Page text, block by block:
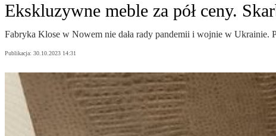
Ekskluzywne meble za pół ceny.
Fabryka Klose w Nowem nie dała rady pandemii i wojnie w Ukrainie.
Publikacja: 30.10.2023 14:31